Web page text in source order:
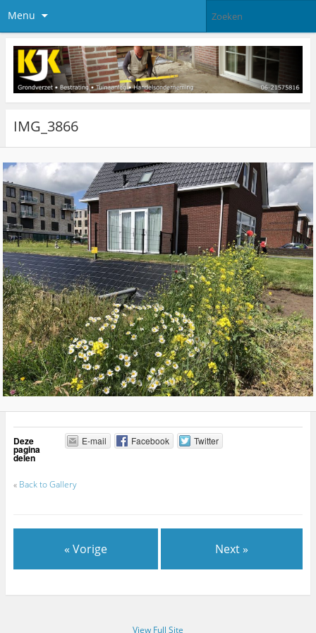
Menu
IMG_3866
Deze
pagina
delen
E-mail Facebook Twitter
« Back to Gallery
« Vorige Next »
View Full Site